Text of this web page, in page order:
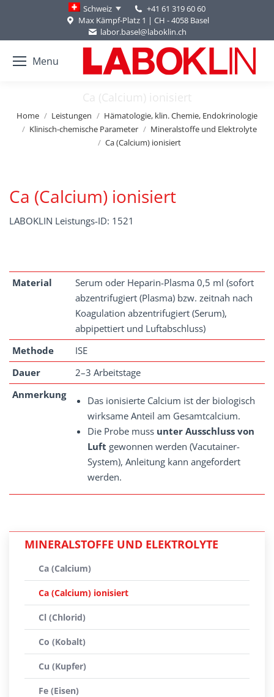
Schweiz
+41 61 319 60 60
Max Kämpf-Platz 1 | CH - 4058 Basel
labor.basel@laboklin.ch
Menu
Ca (Calcium) ionisiert
You are here:
Home Leistungen
Hämatologie, klin. Chemie, Endokrinologie
Klinisch-chemische Parameter
Mineralstoffe und Elektrolyte
Ca (Calcium) ionisiert
Ca (Calcium) ionisiert
LABOKLIN Leistungs-ID: 1521
Material
Serum oder Heparin-Plasma 0,5 ml (sofort
abzentrifugiert (Plasma) bzw. zeitnah nach
Koagulation abzentrifugiert (Serum),
abpipettiert und Luftabschluss)
Methode
ISE
Dauer
2–3 Arbeitstage
Anmerkung
Das ionisierte Calcium ist der biologisch
wirksame Anteil am Gesamtcalcium.
Die Probe muss unter Ausschluss von
Luft gewonnen werden (Vacutainer-
System), Anleitung kann angefordert
werden.
MINERALSTOFFE UND ELEKTROLYTE
Ca (Calcium)
Ca (Calcium) ionisiert
Cl (Chlorid)
Co (Kobalt)
Cu (Kupfer)
Fe (Eisen)